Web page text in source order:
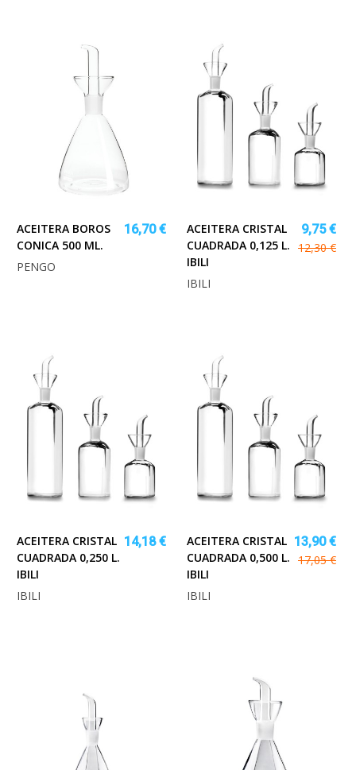
ACEITERA BOROS
CONICA 500 ML.
16,70 €
PENGO
ACEITERA CRISTAL
CUADRADA 0,125 L.
IBILI
9,75 €
12,30 €
IBILI
ACEITERA CRISTAL
CUADRADA 0,250 L.
IBILI
14,18 €
IBILI
ACEITERA CRISTAL
CUADRADA 0,500 L.
IBILI
13,90 €
17,05 €
IBILI